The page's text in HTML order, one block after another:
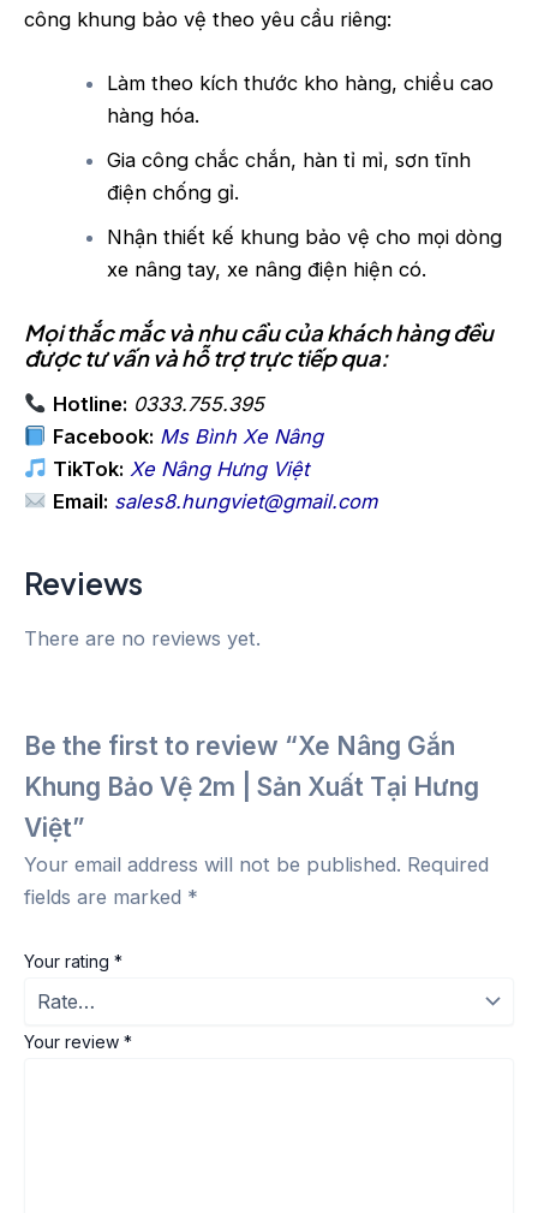
công khung bảo vệ theo yêu cầu riêng:
Làm theo kích thước kho hàng, chiều cao
hàng hóa.
Gia công chắc chắn, hàn tỉ mỉ, sơn tĩnh
điện chống gỉ.
Nhận thiết kế khung bảo vệ cho mọi dòng
xe nâng tay, xe nâng điện hiện có.
Mọi thắc mắc và nhu cầu của khách hàng đều
được tư vấn và hỗ trợ trực tiếp qua:
Hotline: 0333.755.395
Facebook: Ms Bình Xe Nâng
TikTok: Xe Nâng Hưng Việt
Email: sales8.hungviet@gmail.com
Reviews
There are no reviews yet.
Be the first to review “Xe Nâng Gắn
Khung Bảo Vệ 2m | Sản Xuất Tại Hưng
Việt”
Your email address will not be published. Required
fields are marked *
Your rating *
Your review *